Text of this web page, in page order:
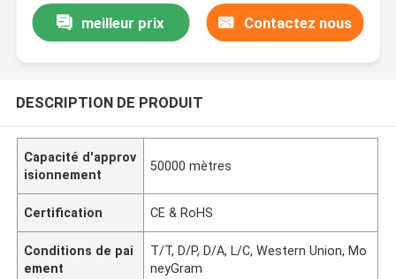
meilleur prix Contactez nous
DESCRIPTION DE PRODUIT
Capacité d'approv
isionnement
50000 mètres
Certification CE & RoHS
Conditions de pai
ement
T/T, D/P, D/A, L/C, Western Union, Mo
neyGram